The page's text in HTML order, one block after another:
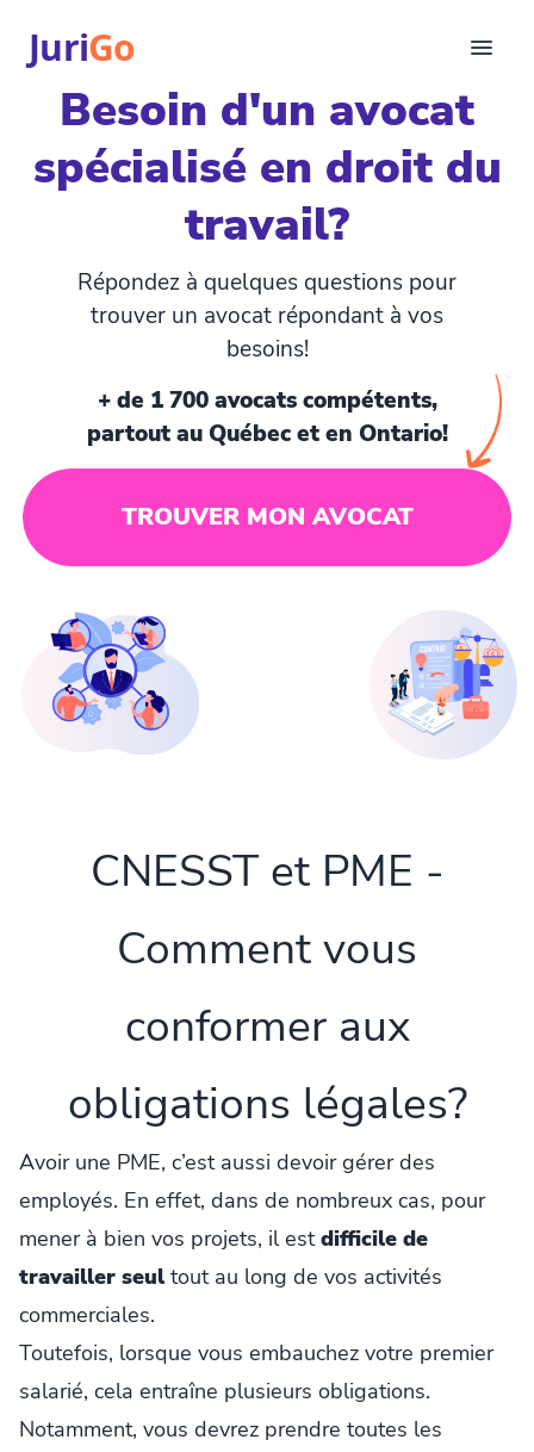
JuriGo
Consultation
Articles juridiques
Pour avocats
Trouver un avocat
Besoin d'un avocat
spécialisé en droit du
travail?
Répondez à quelques questions pour
trouver un avocat répondant à vos
besoins!
+ de 1 700 avocats compétents,
partout au Québec et en Ontario!
TROUVER MON AVOCAT
CNESST et PME -
Comment vous
conformer aux
obligations légales?
Avoir une PME, c’est aussi devoir gérer des
employés. En effet, dans de nombreux cas, pour
mener à bien vos projets, il estdifficile de
travailler seul tout au long de vos activités
commerciales.
Toutefois, lorsque vous embauchez votre premier
salarié, cela entraîne plusieurs obligations.
Notamment, vous devrez prendre toutes les